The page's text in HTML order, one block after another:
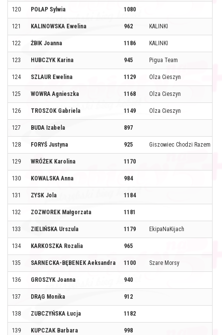
120 POŁAP Sylwia 1080
121 KALINOWSKA Ewelina 962 KALINKI
122 ŻBIK Joanna 1186 KALINKI
123 HUBCZYK Karina 945 Pigua Team
124 SZLAUR Ewelina 1129 Olza Cieszyn
125 WOWRA Agnieszka 1168 Olza Cieszyn
126 TROSZOK Gabriela 1149 Olza Cieszyn
127 BUDA Izabela 897
128 FORYŚ Justyna 925 Giszowiec Chodzi Razem
129 WRÓŻEK Karolina 1170
130 KOWALSKA Anna 984
131 ZYSK Jola 1184
132 ZOZWOREK Małgorzata 1181
133 ZIELIŃSKA Urszula 1179 EkipaNaKijach
134 KARKOSZKA Rozalia 965
135 SARNECKA-BĘBENEK Aeksandra 1100 Szare Morsy
136 GROSZYK Joanna 940
137 DRĄG Monika 912
138 ZUBCZYŃSKA Łucja 1182
139 KUPCZAK Barbara 998